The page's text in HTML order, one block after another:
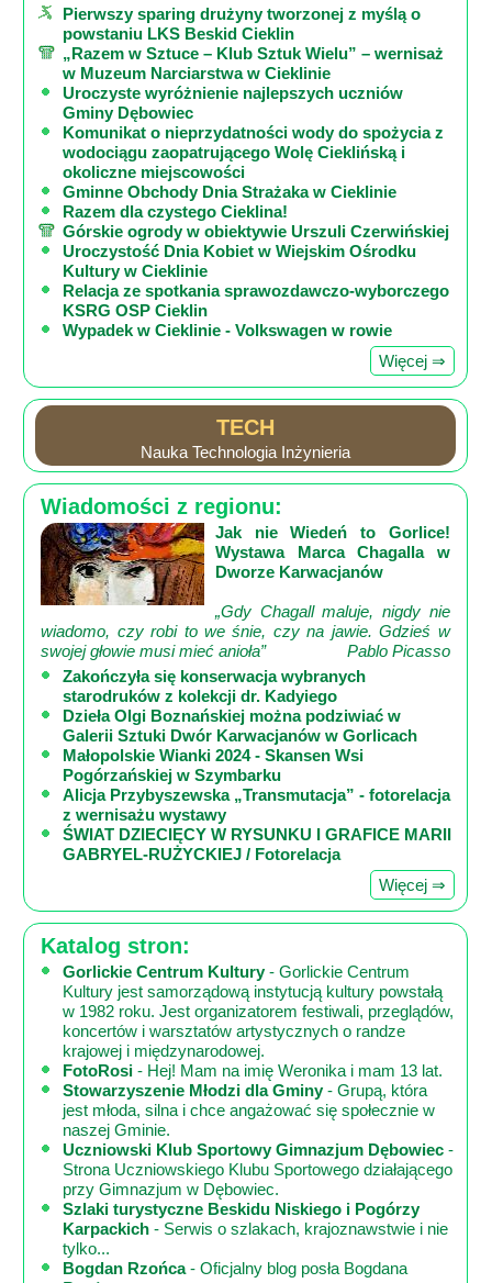
Pierwszy sparing drużyny tworzonej z myślą o
powstaniu LKS Beskid Cieklin
„Razem w Sztuce – Klub Sztuk Wielu” – wernisaż
w Muzeum Narciarstwa w Cieklinie
Uroczyste wyróżnienie najlepszych uczniów
Gminy Dębowiec
Komunikat o nieprzydatności wody do spożycia z
wodociągu zaopatrującego Wolę Cieklińską i
okoliczne miejscowości
Gminne Obchody Dnia Strażaka w Cieklinie
Razem dla czystego Cieklina!
Górskie ogrody w obiektywie Urszuli Czerwińskiej
Uroczystość Dnia Kobiet w Wiejskim Ośrodku
Kultury w Cieklinie
Relacja ze spotkania sprawozdawczo-wyborczego
KSRG OSP Cieklin
Wypadek w Cieklinie - Volkswagen w rowie
Więcej ⇒
TECH
Nauka Technologia Inżynieria
Wiadomości z regionu:
Jak nie Wiedeń to Gorlice!
Wystawa Marca Chagalla w
Dworze Karwacjanów
„Gdy Chagall maluje, nigdy nie
wiadomo, czy robi to we śnie, czy na jawie. Gdzieś w
swojej głowie musi mieć anioła”
Pablo Picasso
Zakończyła się konserwacja wybranych
starodruków z kolekcji dr. Kadyiego
Dzieła Olgi Boznańskiej można podziwiać w
Galerii Sztuki Dwór Karwacjanów w Gorlicach
Małopolskie Wianki 2024 - Skansen Wsi
Pogórzańskiej w Szymbarku
Alicja Przybyszewska „Transmutacja” - fotorelacja
z wernisażu wystawy
ŚWIAT DZIECIĘCY W RYSUNKU I GRAFICE MARII
GABRYEL-RUŻYCKIEJ / Fotorelacja
Więcej ⇒
Katalog stron:
Gorlickie Centrum Kultury- Gorlickie Centrum
Kultury jest samorządową instytucją kultury powstałą
w 1982 roku. Jest organizatorem festiwali, przeglądów,
koncertów i warsztatów artystycznych o randze
krajowej i międzynarodowej.
FotoRosi - Hej! Mam na imię Weronika i mam 13 lat.
Stowarzyszenie Młodzi dla Gminy- Grupą, która
jest młoda, silna i chce angażować się społecznie w
naszej Gminie.
Uczniowski Klub Sportowy Gimnazjum Dębowiec -
Strona Uczniowskiego Klubu Sportowego działającego
przy Gimnazjum w Dębowiec.
Szlaki turystyczne Beskidu Niskiego i Pogórzy
Karpackich - Serwis o szlakach, krajoznawstwie i nie
tylko...
Bogdan Rzońca- Oficjalny blog posła Bogdana